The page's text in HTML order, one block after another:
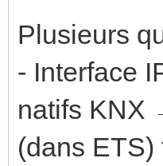
Plusieurs
- Interface
natifs KNX
(dans